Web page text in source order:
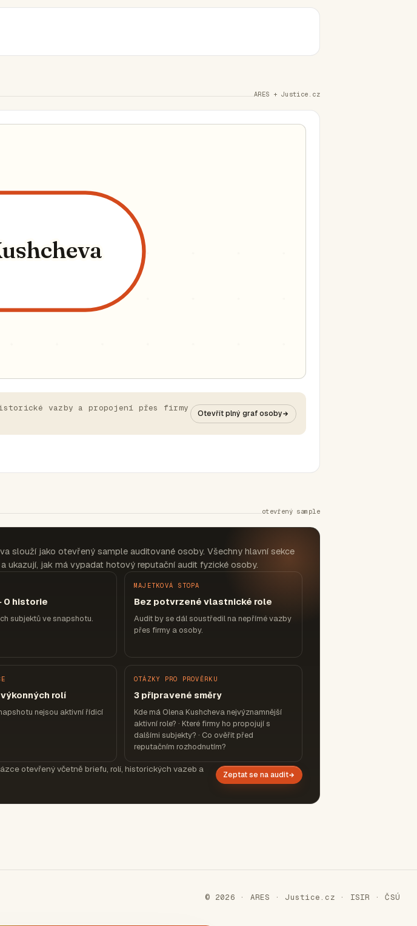
ARES + Justice.cz
vazby a propojení přes firmy
Otevřít plný graf osoby
otevřený sample
slouží jako otevřený sample auditované osoby. Všechny hlavní sekce
ukazují, jak má vypadat hotový reputační audit fyzické osoby.
0 historie
subjektů ve snapshotu.
MAJETKOVÁ STOPA
Bez potvrzené vlastnické role
Audit by se dál soustředil na nepřímé vazby
přes firmy a osoby.
rolí
nejsou aktivní řídicí
OTÁZKY PRO PROVĚRKU
3 připravené směry
Kde má Olena Kushcheva nejvýznamnější
aktivní role? · Které firmy ho propojují s
dalšími subjekty? · Co ověřit před
reputačním rozhodnutím?
otevřený včetně briefu, rolí, historických vazeb a
Zeptat se na audit
© 2026 · ARES · Justice.cz · ISIR · ČSÚ